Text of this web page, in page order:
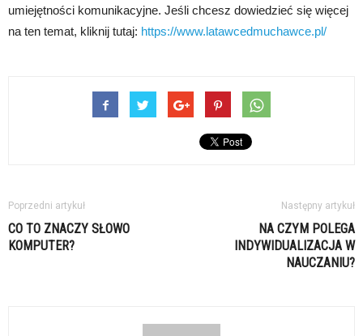
umiejętności komunikacyjne. Jeśli chcesz dowiedzieć się więcej
na ten temat, kliknij tutaj: https://www.latawcedmuchawce.pl/
Poprzedni artykuł
CO TO ZNACZY SŁOWO
KOMPUTER?
Następny artykuł
NA CZYM POLEGA
INDYWIDUALIZACJA W
NAUCZANIU?